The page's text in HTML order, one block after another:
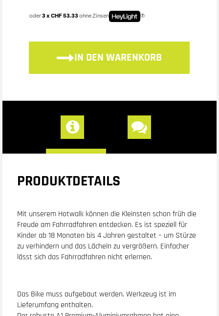
oder3 x CHF 53.33ohne Zinsen
IN DEN WARENKORB
PRODUKTDETAILS
Mit unserem Hotwalk können die Kleinsten schon früh die
Freude am Fahrradfahren entdecken. Es ist speziell für
Kinder ab 18 Monaten bis 4 Jahren gestaltet – um Stürze
zu verhindern und das Lächeln zu vergrößern. Einfacher
lässt sich das Fahrradfahren nicht erlernen.
Das Bike muss aufgebaut werden. Werkzeug ist im
Lieferumfang enthalten.